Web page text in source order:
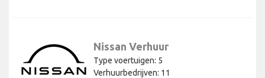
Nissan Verhuur
Type voertuigen: 5
Verhuurbedrijven: 11